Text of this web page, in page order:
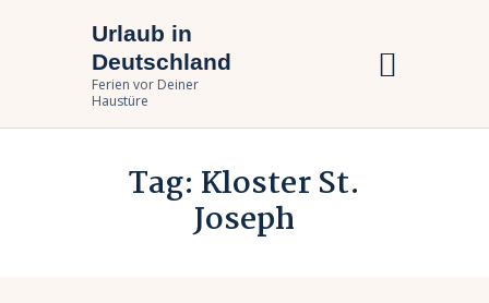
Urlaub in
Deutschland
Ferien vor Deiner
Haustüre
Tag: Kloster St.
Joseph
Urlaub in Deutschland
Ferien vor Deiner Haustüre
Bundesländer
Urlaubsarten